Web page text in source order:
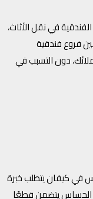
في نقل الأثاث،
فروع فندقية
دون التسبب في
في كيفان يتطلب خبرة
الحساس يتضمن قطعًا